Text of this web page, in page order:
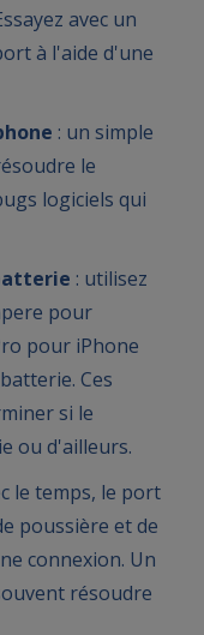
avec un
à l'aide d'une
: un simple
le
logiciels qui
: utilisez
pour
pour iPhone
Ces
si le
ou d'ailleurs.
le temps, le port
poussière et de
connexion. Un
résoudre